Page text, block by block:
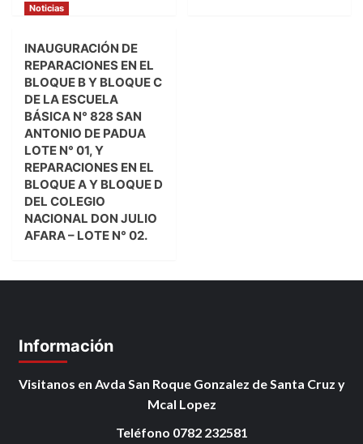
Noticias
INAUGURACIÓN DE
REPARACIONES EN EL
BLOQUE B Y BLOQUE C
DE LA ESCUELA
BÁSICA N° 828 SAN
ANTONIO DE PADUA
LOTE N° 01, Y
REPARACIONES EN EL
BLOQUE A Y BLOQUE D
DEL COLEGIO
NACIONAL DON JULIO
AFARA – LOTE N° 02.
Información
Visitanos en Avda San Roque Gonzalez de Santa Cruz y
Mcal Lopez
Teléfono 0782 232581